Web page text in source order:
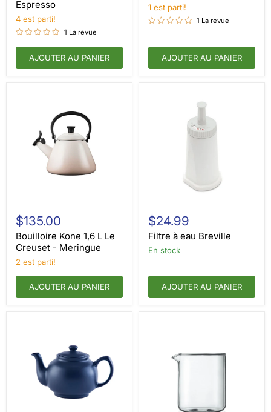
Espresso
4 est parti!
1 La revue
AJOUTER AU PANIER
Artichaut
1 est parti!
1 La revue
AJOUTER AU PANIER
Kone
1,6
L
Le
Creuset
Meringue
$135.00
Bouilloire Kone 1,6 L Le
Creuset - Meringue
2 est parti!
AJOUTER AU PANIER
à
eau
Breville
$24.99
Filtre à eau Breville
en stock
AJOUTER AU PANIER